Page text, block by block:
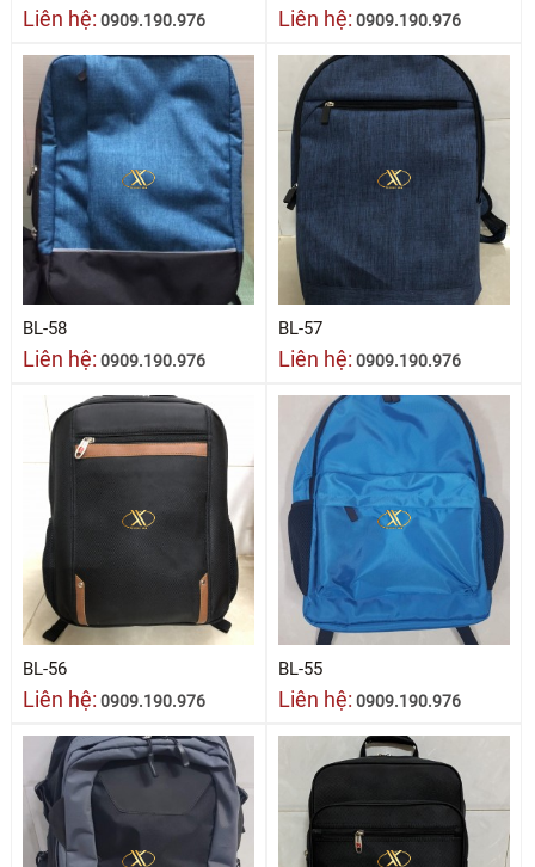
Liên hệ: 0909.190.976 Liên hệ: 0909.190.976
BL-58
Liên hệ: 0909.190.976
BL-57
Liên hệ: 0909.190.976
BL-56
Liên hệ: 0909.190.976
BL-55
Liên hệ: 0909.190.976